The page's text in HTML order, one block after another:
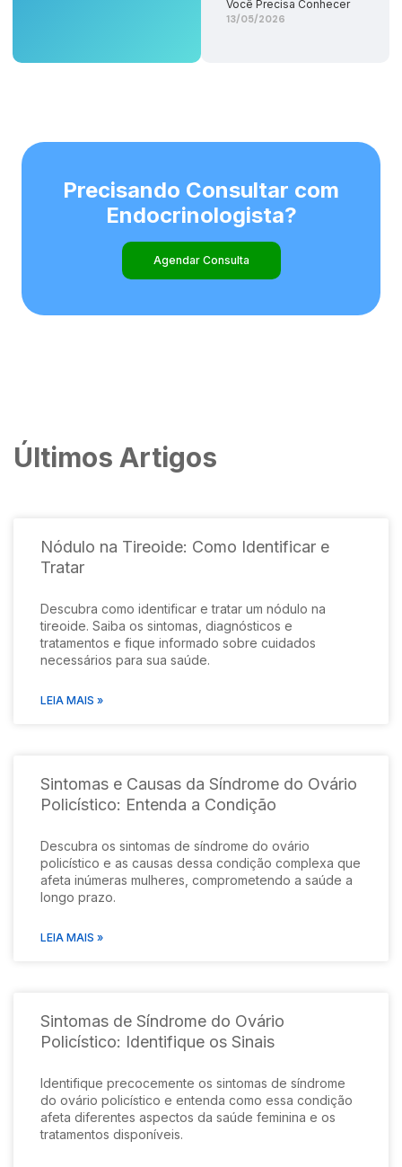
Você Precisa Conhecer
13/05/2026
Precisando Consultar com
Endocrinologista?
Agendar Consulta
Últimos Artigos
Nódulo na Tireoide: Como Identificar e
Tratar
Descubra como identificar e tratar um nódulo na
tireoide. Saiba os sintomas, diagnósticos e
tratamentos e fique informado sobre cuidados
necessários para sua saúde.
LEIA MAIS »
Sintomas e Causas da Síndrome do Ovário
Policístico: Entenda a Condição
Descubra os sintomas de síndrome do ovário
policístico e as causas dessa condição complexa que
afeta inúmeras mulheres, comprometendo a saúde a
longo prazo.
LEIA MAIS »
Sintomas de Síndrome do Ovário
Policístico: Identifique os Sinais
Identifique precocemente os sintomas de síndrome
do ovário policístico e entenda como essa condição
afeta diferentes aspectos da saúde feminina e os
tratamentos disponíveis.